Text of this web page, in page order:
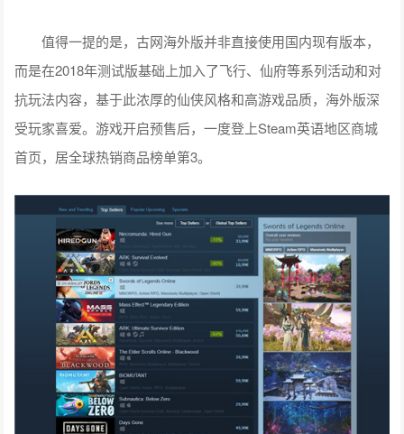
值得一提的是，古网海外版并非直接使用国内现有版本，
而是在2018年测试版基础上加入了飞行、仙府等系列活动和对
抗玩法内容，基于此浓厚的仙侠风格和高游戏品质，海外版深
受玩家喜爱。游戏开启预售后，一度登上Steam英语地区商城
首页，居全球热销商品榜单第3。